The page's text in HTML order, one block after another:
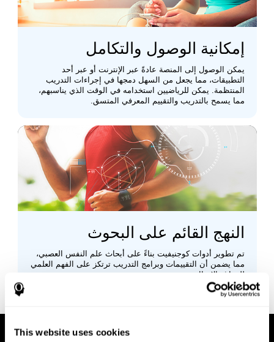
This website uses cookies
إمكانية الوصول والتكامل
يمكن الوصول إلى المنصة عادةً عبر الإنترنت أو عبر أحد
التطبيقات، مما يجعل من السهل دمجها في إجراءات التدريب
المنتظمة. يمكن للرياضيين استخدامه في الوقت الذي يناسبهم،
مما يسمح بالتدريب والتقييم المعرفي المتسق.
النهج القائم على البحوث
تم تطوير أدوات كوجنيفيت بناءً على أبحاث علم النفس العصبي،
مما يضمن أن التقييمات وبرامج التدريب ترتكز على الفهم العلمي
للدماغ والإدراك.